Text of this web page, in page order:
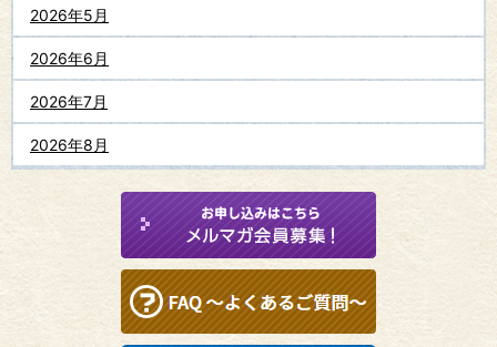
2026年5月
2026年6月
2026年7月
2026年8月